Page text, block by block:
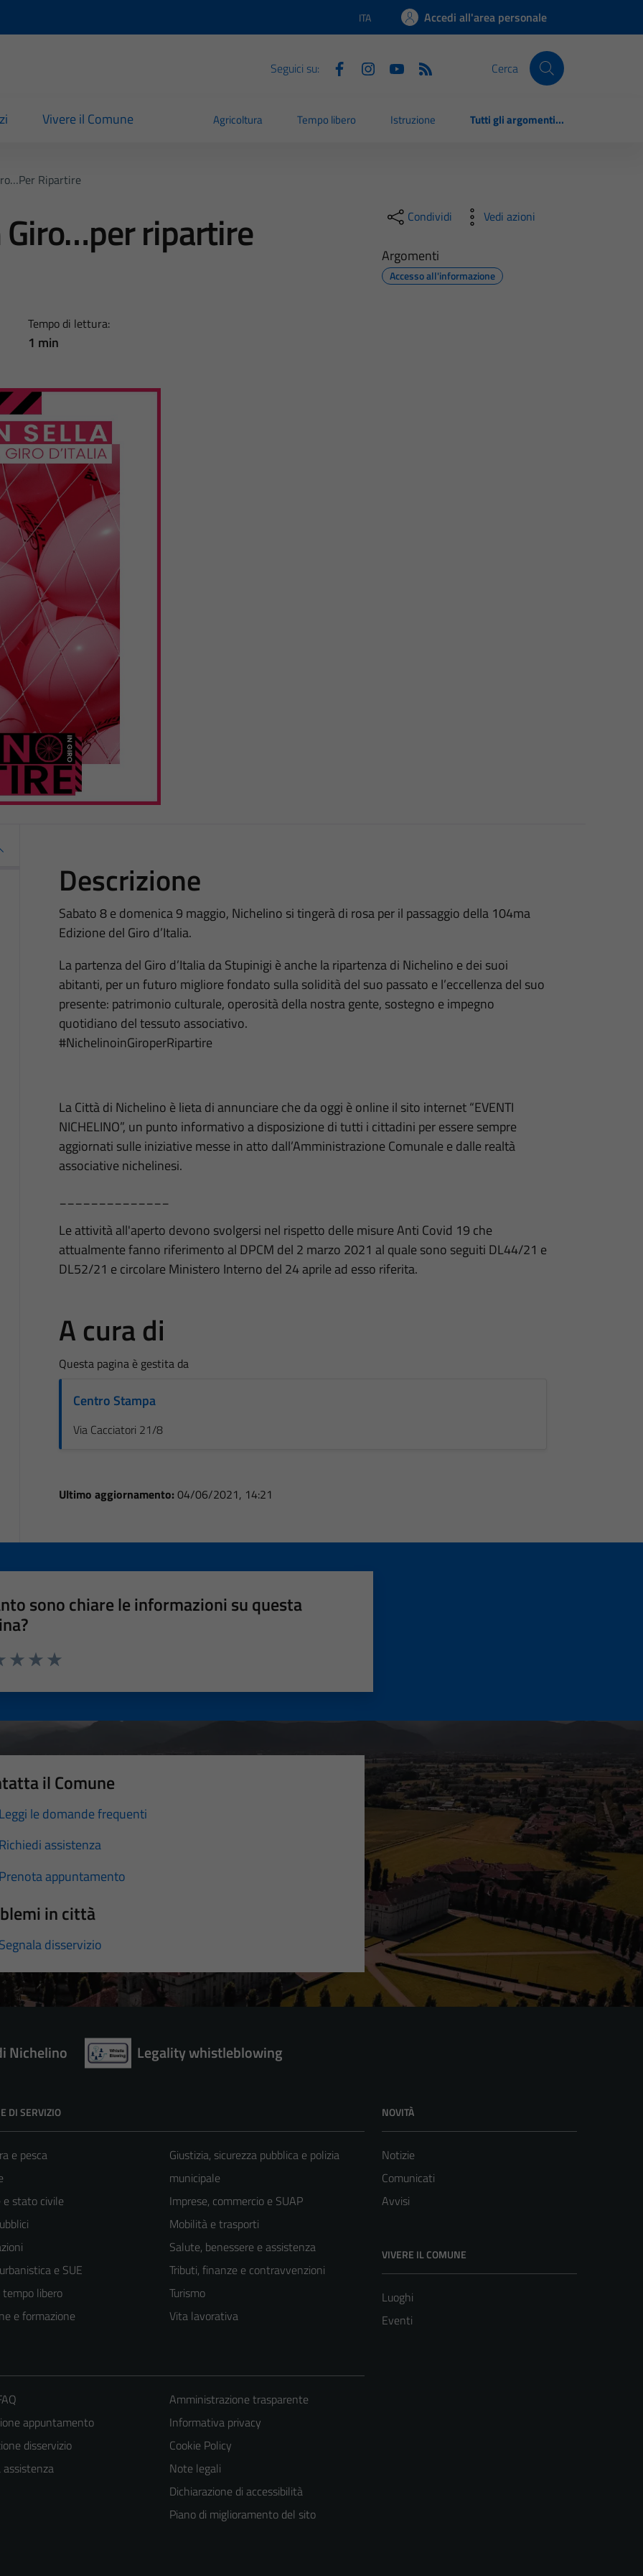
Lingua attiva:
ITA Accedi all'area personale
Seguici su: Cerca
Vivere il Comune Agricoltura Tempo libero Istruzione Tutti gli argomenti...
Ripartire
ripartire
Tempo di lettura:
1 min
Condividi Vedi azioni
Argomenti
Accesso all'informazione
Descrizione
Sabato 8 e domenica 9 maggio, Nichelino si tingerà di rosa per il passaggio della 104ma
Edizione del Giro d’Italia.
La partenza del Giro d’Italia da Stupinigi è anche la ripartenza di Nichelino e dei suoi
abitanti, per un futuro migliore fondato sulla solidità del suo passato e l’eccellenza del suo
presente: patrimonio culturale, operosità della nostra gente, sostegno e impegno
quotidiano del tessuto associativo.
#NichelinoinGiroperRipartire
La Città di Nichelino è lieta di annunciare che da oggi è online il sito internet “EVENTI
NICHELINO”, un punto informativo a disposizione di tutti i cittadini per essere sempre
aggiornati sulle iniziative messe in atto dall’Amministrazione Comunale e dalle realtà
associative nichelinesi.
Le attività all'aperto devono svolgersi nel rispetto delle misure Anti Covid 19 che
attualmente fanno riferimento al DPCM del 2 marzo 2021 al quale sono seguiti DL44/21 e
DL52/21 e circolare Ministero Interno del 24 aprile ad esso riferita.
A cura di
Questa pagina è gestita da
Centro Stampa
Via Cacciatori 21/8
Ultimo aggiornamento: 04/06/2021, 14:21
sono chiare le informazioni su questa
il Comune
le domande frequenti
assistenza
appuntamento
in città
disservizio
Nichelino Legality whistleblowing
DI SERVIZIO
e pesca
e stato civile
e SUE
libero
e formazione
Giustizia, sicurezza pubblica e polizia
municipale
Imprese, commercio e SUAP
Mobilità e trasporti
Salute, benessere e assistenza
Tributi, finanze e contravvenzioni
Turismo
Vita lavorativa
NOVITÀ
Notizie
Comunicati
Avvisi
VIVERE IL COMUNE
Luoghi
Eventi
appuntamento
disservizio
Amministrazione trasparente
Informativa privacy
Cookie Policy
Note legali
Dichiarazione di accessibilità
Piano di miglioramento del sito
Tecnici
Questi cookie
sono necessari
per il